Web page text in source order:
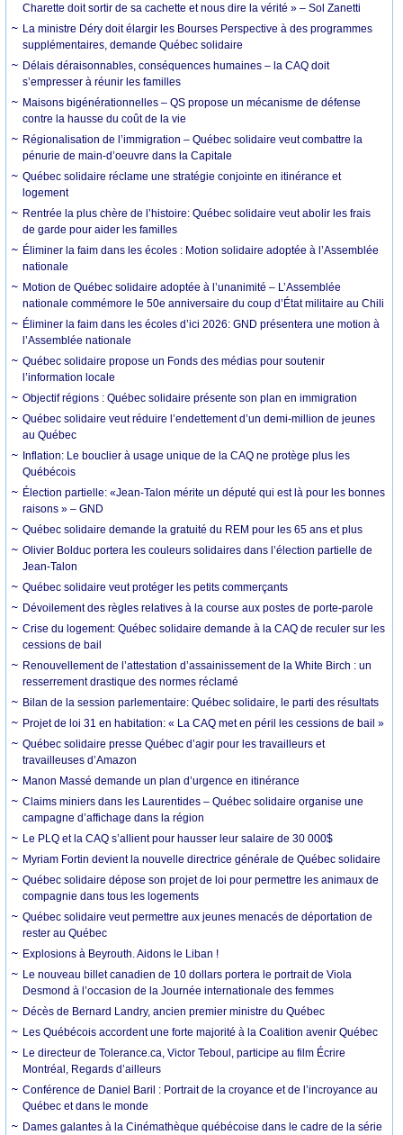
Charette doit sortir de sa cachette et nous dire la vérité » – Sol Zanetti
La ministre Déry doit élargir les Bourses Perspective à des programmes
supplémentaires, demande Québec solidaire
Délais déraisonnables, conséquences humaines – la CAQ doit
s’empresser à réunir les familles
Maisons bigénérationnelles – QS propose un mécanisme de défense
contre la hausse du coût de la vie
Régionalisation de l’immigration – Québec solidaire veut combattre la
pénurie de main-d’oeuvre dans la Capitale
Québec solidaire réclame une stratégie conjointe en itinérance et
logement
Rentrée la plus chère de l’histoire: Québec solidaire veut abolir les frais
de garde pour aider les familles
Éliminer la faim dans les écoles : Motion solidaire adoptée à l’Assemblée
nationale
Motion de Québec solidaire adoptée à l’unanimité – L’Assemblée
nationale commémore le 50e anniversaire du coup d’État militaire au Chili
Éliminer la faim dans les écoles d’ici 2026: GND présentera une motion à
l’Assemblée nationale
Québec solidaire propose un Fonds des médias pour soutenir
l’information locale
Objectif régions : Québec solidaire présente son plan en immigration
Québec solidaire veut réduire l’endettement d’un demi-million de jeunes
au Québec
Inflation: ­Le bouclier à usage unique de la CAQ ne protège plus les
Québécois
Élection partielle: «Jean-Talon mérite un député qui est là pour les bonnes
raisons » – GND
Québec solidaire demande la gratuité du REM pour les 65 ans et plus
Olivier Bolduc portera les couleurs solidaires dans l’élection partielle de
Jean-Talon
Québec solidaire veut protéger les petits commerçants
Dévoilement des règles relatives à la course aux postes de porte-parole
Crise du logement: Québec solidaire demande à la CAQ de reculer sur les
cessions de bail
Renouvellement de l’attestation d’assainissement de la White Birch : un
resserrement drastique des normes réclamé
Bilan de la session parlementaire: Québec solidaire, le parti des résultats
Projet de loi 31 en habitation: « La CAQ met en péril les cessions de bail »
Québec solidaire presse Québec d’agir pour les travailleurs et
travailleuses d’Amazon
Manon Massé demande un plan d’urgence en itinérance
Claims miniers dans les Laurentides – Québec solidaire organise une
campagne d’affichage dans la région
Le PLQ et la CAQ s’allient pour hausser leur salaire de 30 000$
Myriam Fortin devient la nouvelle directrice générale de Québec solidaire
Québec solidaire dépose son projet de loi pour permettre les animaux de
compagnie dans tous les logements
Québec solidaire veut permettre aux jeunes menacés de déportation de
rester au Québec
Explosions à Beyrouth. Aidons le Liban !
Le nouveau billet canadien de 10 dollars portera le portrait de Viola
Desmond à l’occasion de la Journée internationale des femmes
Décès de Bernard Landry, ancien premier ministre du Québec
Les Québécois accordent une forte majorité à la Coalition avenir Québec
Le directeur de Tolerance.ca, Victor Teboul, participe au film Écrire
Montréal, Regards d’ailleurs
Conférence de Daniel Baril : Portrait de la croyance et de l’incroyance au
Québec et dans le monde
Dames galantes à la Cinémathèque québécoise dans le cadre de la série